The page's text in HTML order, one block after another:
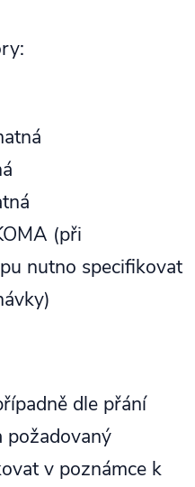
(při
nutno specifikovat
dle přání
požadovaný
v poznámce k